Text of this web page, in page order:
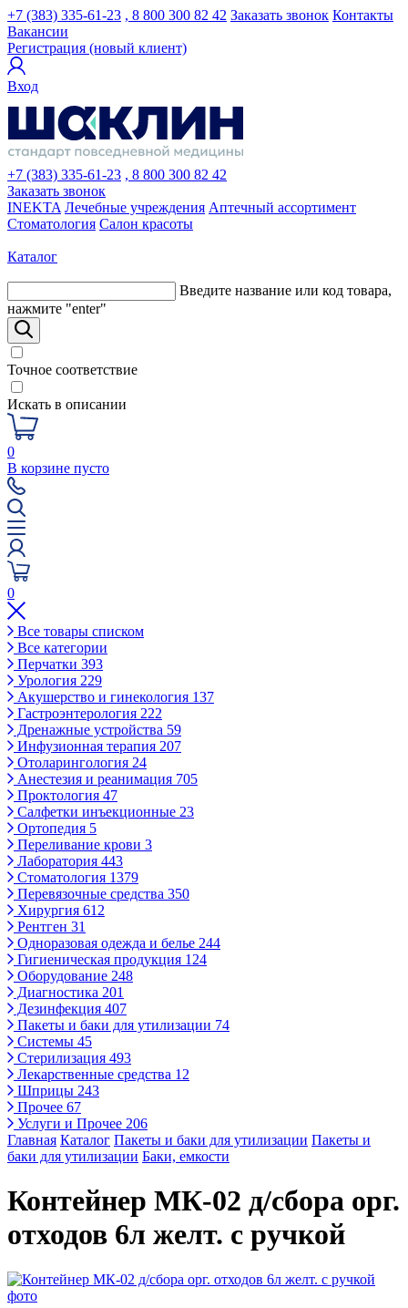
+7 (383) 335-61-23 , 8 800 300 82 42 Заказать звонок Контакты
Вакансии
Регистрация (новый клиент)
Вход
+7 (383) 335-61-23 , 8 800 300 82 42
Заказать звонок
INEKTA Лечебные учреждения Аптечный ассортимент
Стоматология Салон красоты
Каталог
Введите название или код товара,
нажмите "enter"
Точное соответствие
Искать в описании
0
В корзине пусто
0
Все товары списком
Все категории
Перчатки 393
Урология 229
Акушерство и гинекология 137
Гастроэнтерология 222
Дренажные устройства 59
Инфузионная терапия 207
Отоларингология 24
Анестезия и реанимация 705
Проктология 47
Салфетки инъекционные 23
Ортопедия 5
Переливание крови 3
Лаборатория 443
Стоматология 1379
Перевязочные средства 350
Хирургия 612
Рентген 31
Одноразовая одежда и белье 244
Гигиеническая продукция 124
Оборудование 248
Диагностика 201
Дезинфекция 407
Пакеты и баки для утилизации 74
Системы 45
Стерилизация 493
Лекарственные средства 12
Шприцы 243
Прочее 67
Услуги и Прочее 206
Главная Каталог Пакеты и баки для утилизации Пакеты и
баки для утилизации Баки, емкости
Контейнер МК-02 д/сбора орг.
отходов 6л желт. с ручкой